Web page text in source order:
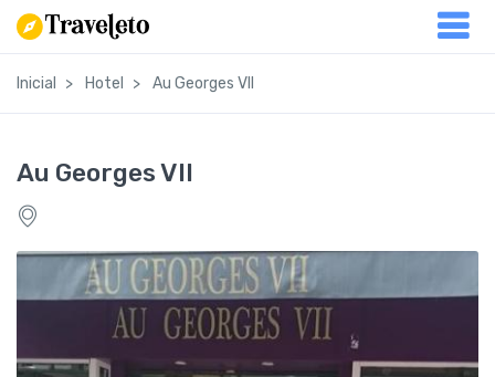
Inicial Hotel Au Georges VII
Au Georges VII